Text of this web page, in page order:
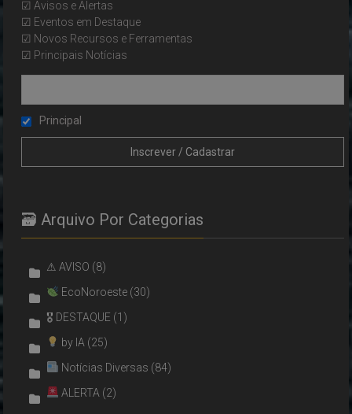
☑ Avisos e Alertas
☑ Eventos em Destaque
☑ Novos Recursos e Ferramentas
☑ Principais Notícias
Principal
🗃 Arquivo Por Categorias
⚠ AVISO (8)
EcoNoroeste (30)
🎖 DESTAQUE (1)
by IA (25)
Notícias Diversas (84)
ALERTA (2)